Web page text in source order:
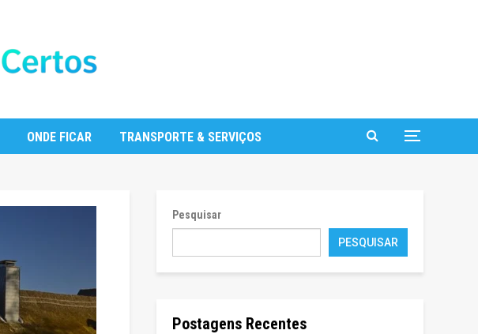
ONDE FICAR TRANSPORTE & SERVIÇOS
Pesquisar
PESQUISAR
Postagens Recentes